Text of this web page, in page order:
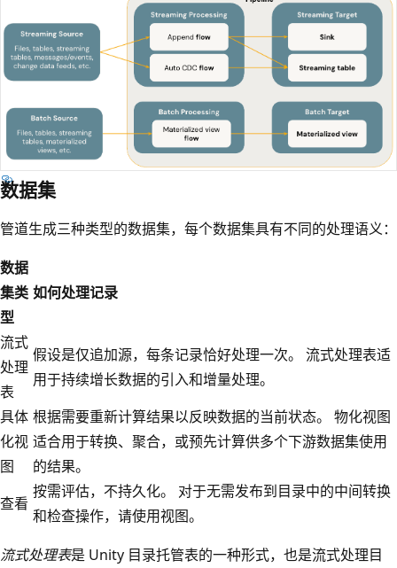
数据集
管道生成三种类型的数据集，每个数据集具有不同的处理语义：
数据
集类
型
如何处理记录
流式
处理
表
假设是仅追加源，每条记录恰好处理一次。 流式处理表适
用于持续增长数据的引入和增量处理。
具体
化视
图
根据需要重新计算结果以反映数据的当前状态。 物化视图
适合用于转换、聚合，或预先计算供多个下游数据集使用
的结果。
查看
按需评估，不持久化。 对于无需发布到目录中的中间转换
和检查操作，请使用视图。
流式处理表是 Unity 目录托管表的一种形式，也是流式处理目